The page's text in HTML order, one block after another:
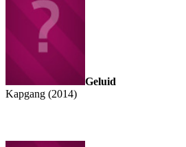
Geluid
Kapgang (2014)